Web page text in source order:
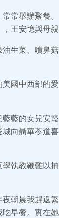
常舉辦聚餐
王安憶與母親
生菜、噴鼻
國中西部的
藍的女兒安
向聶華苓道
執教鞭難以
朝晨我趕返
早餐。實在